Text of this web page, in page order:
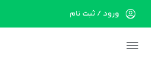
در حال حاضر ارتباط با
ورود / ثبت نام